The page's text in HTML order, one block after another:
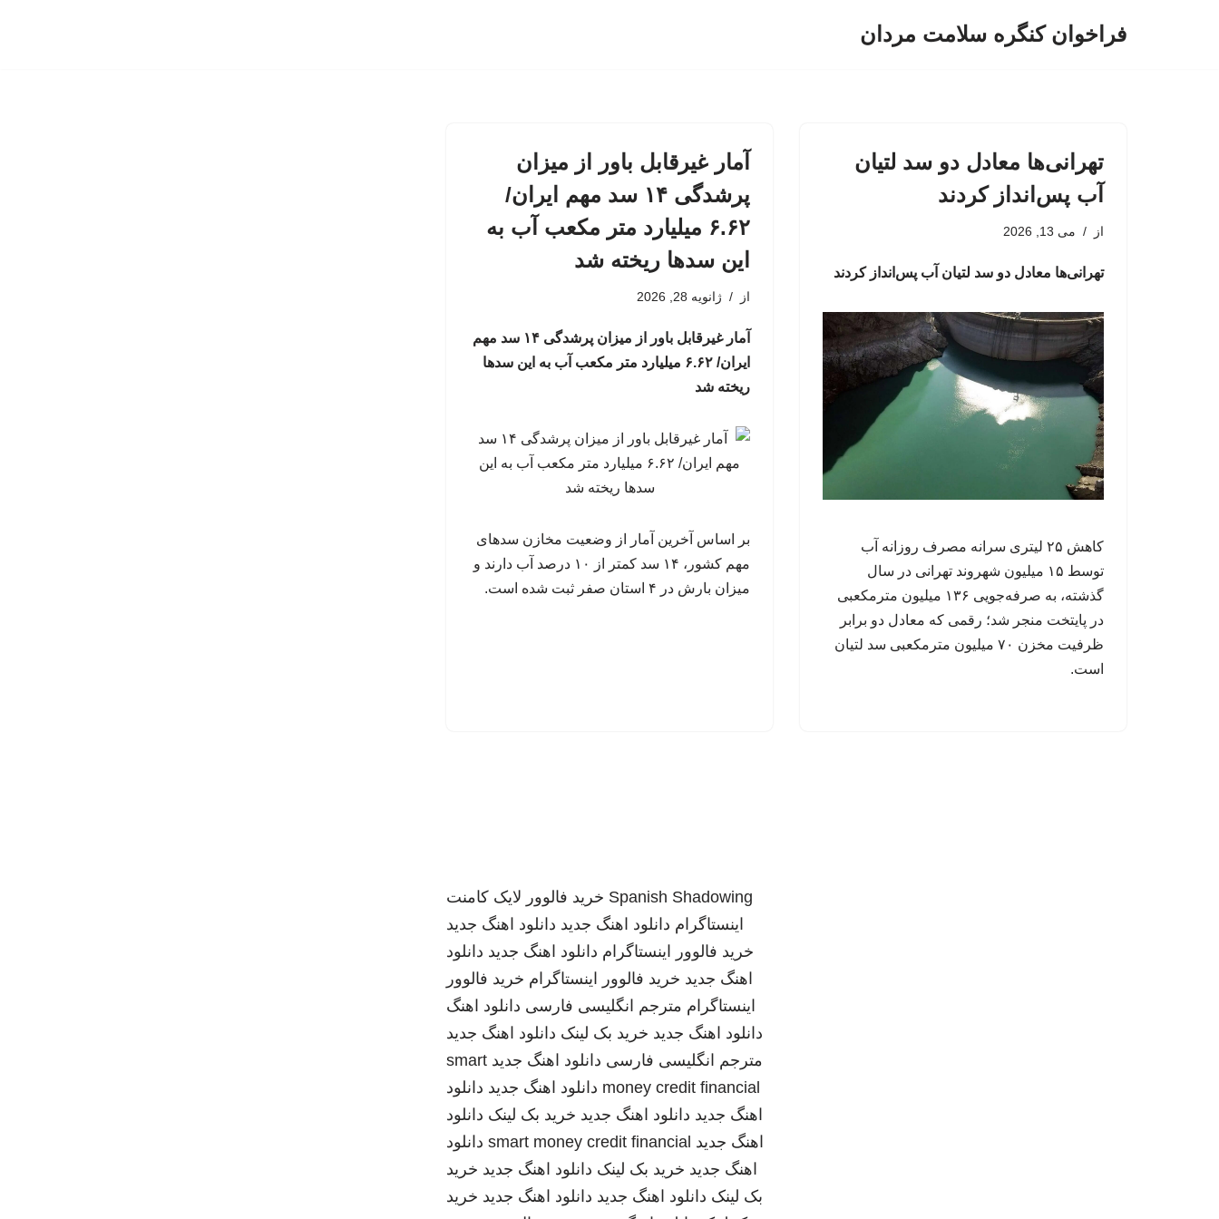
فراخوان کنگره سلامت مردان
تهرانی‌ها معادل دو سد لتیان
آب پس‌انداز کردند
از می 13, 2026
تهرانی‌ها معادل دو سد لتیان آب پس‌انداز کردند
کاهش ۲۵ لیتری سرانه مصرف روزانه آب
توسط ۱۵ میلیون شهروند تهرانی در سال
گذشته، به صرفه‌جویی ۱۳۶ میلیون مترمکعبی
در پایتخت منجر شد؛ رقمی که معادل دو برابر
ظرفیت مخزن ۷۰ میلیون مترمکعبی سد لتیان
است.
آمار غیرقابل باور از میزان
پرشدگی ۱۴ سد مهم ایران/
۶.۶۲ میلیارد متر مکعب آب به
این سدها ریخته شد
از ژانویه 28, 2026
آمار غیرقابل باور از میزان پرشدگی ۱۴ سد مهم
ایران/ ۶.۶۲ میلیارد متر مکعب آب به این سدها
ریخته شد
بر اساس آخرین آمار از وضعیت مخازن سدهای
مهم کشور، ۱۴ سد کمتر از ۱۰ درصد آب دارند و
میزان بارش در ۴ استان صفر ثبت شده است.
Spanish Shadowing خرید فالوور لایک کامنت
اینستاگرام دانلود اهنگ جدید دانلود اهنگ جدید
خرید فالوور اینستاگرام دانلود اهنگ جدید دانلود
اهنگ جدید خرید فالوور اینستاگرام خرید فالوور
اینستاگرام مترجم انگلیسی فارسی دانلود اهنگ
دانلود اهنگ جدید خرید بک لینک دانلود اهنگ جدید
مترجم انگلیسی فارسی دانلود اهنگ جدید smart
money credit financial دانلود اهنگ جدید دانلود
اهنگ جدید دانلود اهنگ جدید خرید بک لینک دانلود
اهنگ جدید smart money credit financial دانلود
اهنگ جدید خرید بک لینک دانلود اهنگ جدید خرید
بک لینک دانلود اهنگ جدید دانلود اهنگ جدید خرید